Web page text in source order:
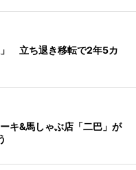
立ち退き移転で2年5カ
キ&馬しゃぶ店「二巴」が